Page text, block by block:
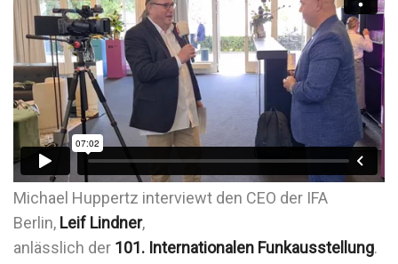
Michael Huppertz interviewt den CEO der IFA
Berlin, Leif Lindner,
anlässlich der 101. Internationalen Funkausstellung.